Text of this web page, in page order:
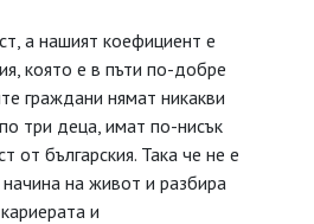
а нашият коефициент е
която е в пъти по-добре
граждани нямат никакви
три деца, имат по-нисък
от българския. Така че не е
на живот и разбира
и